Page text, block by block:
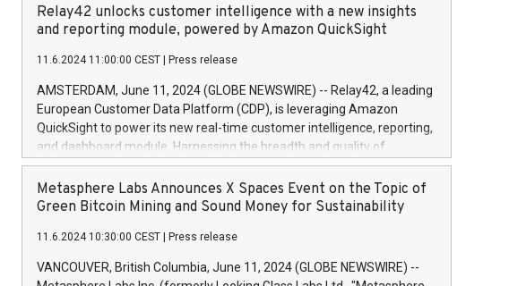
June20243,0001,096.273,288,81029:7 June
20244,0001,106.174,424,68
price of the bonds is predefined at 99,594. Expected settlement date is
20 June 2024. Covered bonds issued by Landsbankinn are rated A+
Markets will manage the auction. For further information, please call
+354 410 7330 or email verdbrefamidlun@landsbankinn.is.
Relay42 unlocks customer intelligence with a new insights
and reporting module, powered by Amazon QuickSight
11.6.2024 11:00:00 CEST Press release
AMSTERDAM, June 11, 2024 (GLOBE NEWSWIRE) -- Relay42, a leading
European Customer Data Platform (CDP), is leveraging Amazon
QuickSight to power its new real-time customer intelligence, reporting,
and dashboard module. Harnessing the breadth and quality of
customer data, the new Insights module empowers marketing teams
to dive deep into customer behaviors and gain invaluable insights into
the performance of their marketing programs across all online, offline,
module, in pre-beta version Key capabilities of the Relay42 Insights
module include: Deep insights into customer behaviors: With the
Relay42 Insights module, marketers can ask unlimited questions about
Metasphere Labs Announces X Spaces Event on the Topic of
Green Bitcoin Mining and Sound Money for Sustainability
11.6.2024 10:30:00 CEST Press release
VANCOUVER, British Columbia, June 11, 2024 (GLOBE NEWSWIRE) --